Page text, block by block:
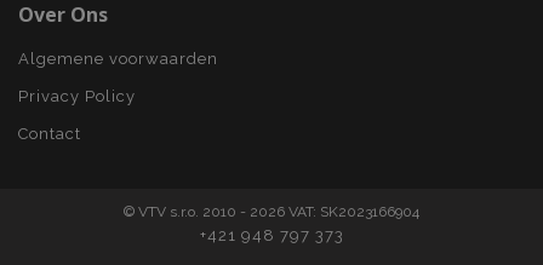
Over Ons
Algemene voorwaarden
Privacy Policy
Contact
© VTV s.r.o. 2010 - 2026 VAT: SK2023166904
+421 948 797 373
Strictly necessary cookies allow core website
functionality such as user login and account